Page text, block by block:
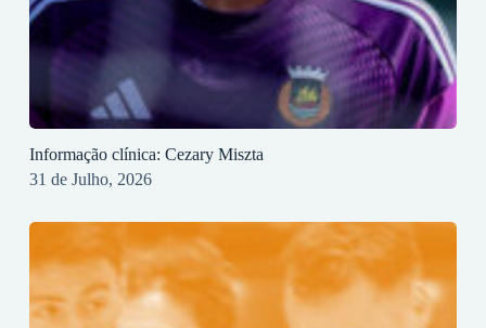
Informação clínica: Cezary Miszta
31 de Julho, 2026